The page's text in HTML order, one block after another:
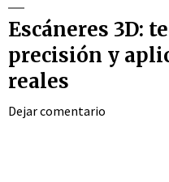
Escáneres 3D:
precisión y
reales
Dejar comentario